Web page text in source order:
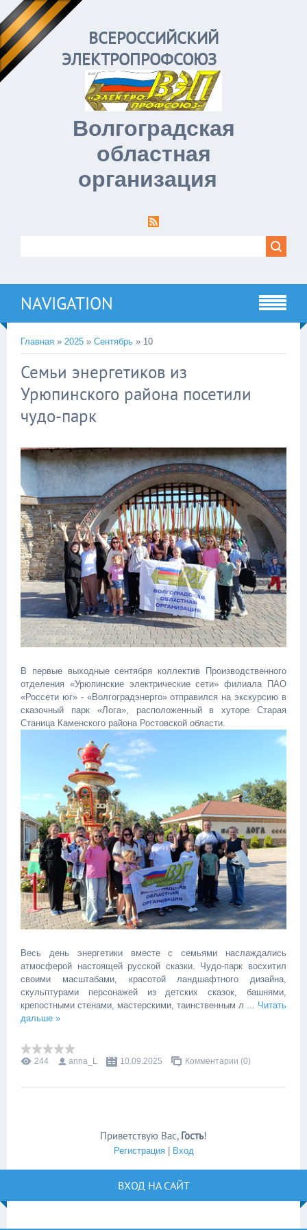
ВСЕРОССИЙСКИЙ
ЭЛЕКТРОПРОФСОЮЗ
Волгоградская
областная
организация
NAVIGATION
Главная » 2025 » Сентябрь » 10
Семьи энергетиков из
Урюпинского района посетили
чудо-парк
В первые выходные сентября коллектив Производственного
отделения «Урюпинские электрические сети» филиала ПАО
«Россети юг» - «Волгоградэнерго» отправился на экскурсию в
сказочный парк «Лога», расположенный в хуторе Старая
Станица Каменского района Ростовской области.
Весь день энергетики вместе с семьями наслаждались
атмосферой настоящей русской сказки. Чудо-парк восхитил
своими масштабами, красотой ландшафтного дизайна,
скульптурами персонажей из детских сказок, башнями,
крепостными стенами, мастерскими, таинственным л ... Читать
дальше »
244 anna_L 10.09.2025 Комментарии (0)
Приветствую Вас, Гость!
Регистрация| Вход
ВХОД НА САЙТ